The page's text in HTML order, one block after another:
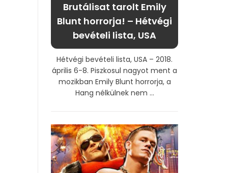
Brutálisat tarolt Emily
Blunt horrorja! – Hétvégi
bevételi lista, USA
Hétvégi bevételi lista, USA – 2018.
április 6-8. Piszkosul nagyot ment a
mozikban Emily Blunt horrorja, a
Hang nélkülnek nem ...